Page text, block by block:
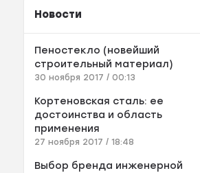
Новости
Пеностекло (новейший
строительный материал)
30 ноября 2017 / 00:13
Кортеновская сталь: ее
достоинства и область
применения
27 ноября 2017 / 18:48
Выбор бренда инженерной